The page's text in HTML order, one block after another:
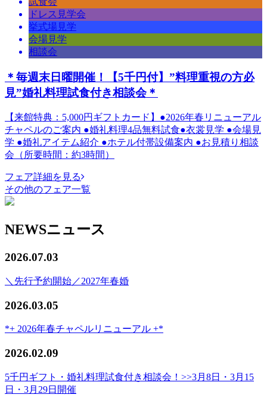
ドレス見学会
挙式場見学
会場見学
相談会
＊毎週末日曜開催！【5千円付】”料理重視の方必
見”婚礼料理試食付き相談会＊
【来館特典：5,000円ギフトカード】●2026年春リニューアル
チャペルのご案内 ●婚礼料理4品無料試食●衣裳見学 ●会場見
学 ●婚礼アイテム紹介 ●ホテル付帯設備案内 ●お見積り相談
会（所要時間：約3時間）
フェア詳細を見る
その他のフェア一覧
NEWSニュース
2026.07.03
＼先行予約開始／2027年春婚
2026.03.05
*+ 2026年春チャペルリニューアル +*
2026.02.09
5千円ギフト・婚礼料理試食付き相談会！>>3月8日・3月15
日・3月29日開催